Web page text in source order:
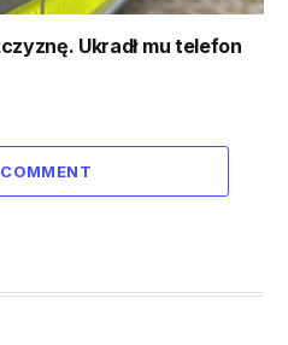
Ukradł mu telefon